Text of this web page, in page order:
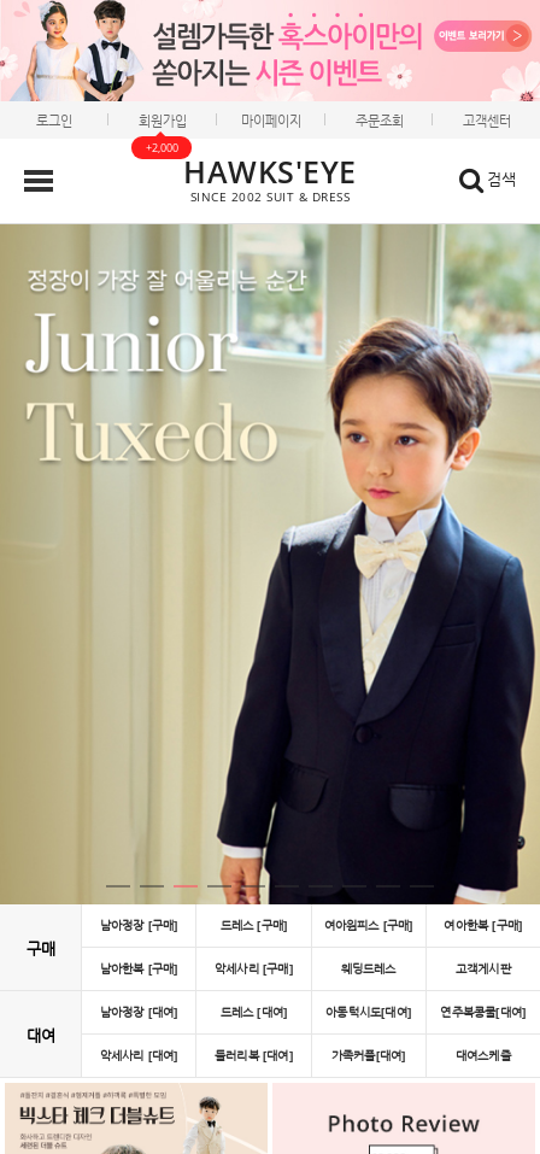
로그인 회원가입
+2,000
마이페이지 주문조회 고객센터
HAWKS'EYE
SINCE 2002 SUIT & DRESS
검색
구매
남아정장 [구매] 드레스 [구매] 여아원피스 [구매] 여아한복 [구매]
남아한복 [구매] 악세사리 [구매] 웨딩드레스 고객게시판
대여
남아정장 [대여] 드레스 [대여] 아동턱시도[대여] 연주복콩쿨[대여]
악세사리 [대여] 들러리복 [대여] 가족커플[대여] 대여스케쥴